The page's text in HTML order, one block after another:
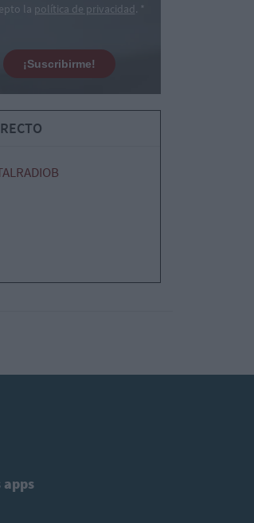
la política de privacidad. *
¡Suscribirme!
apps